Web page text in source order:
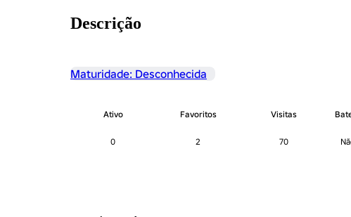
Descrição
Maturidade: Desconhecida
Ativo
0
Favoritos
2
Visitas
70